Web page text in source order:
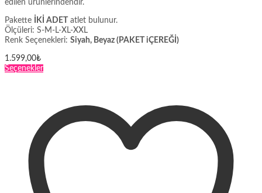
edilen ürünlerindendir.
Pakette İKİ ADET
atlet bulunur.
Ölçüleri: S-M-L-XL-XXL
Renk Seçenekleri: Siyah, Beyaz (PAKET iÇEREĞİ)
1.599,00₺
SeçeneklerBu
varyasyonu
var.
Seçenekler
ürün
sayfasından
seçilebilir